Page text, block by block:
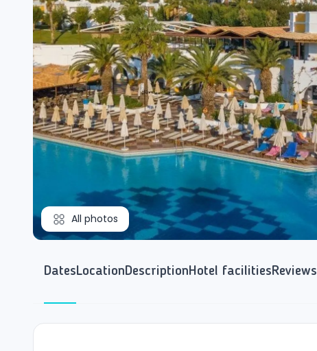
All photos
DatesLocationDescriptionHotel facilitiesReviews